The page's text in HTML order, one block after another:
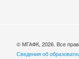
© МГАФК, 2026. Все
Сведения об